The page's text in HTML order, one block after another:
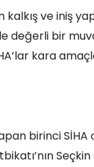
ve iniş
değerli bir
kara
birinci